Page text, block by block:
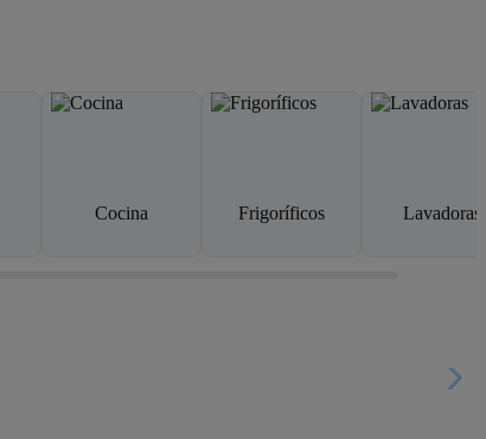
Cocina Frigoríficos Lavadoras